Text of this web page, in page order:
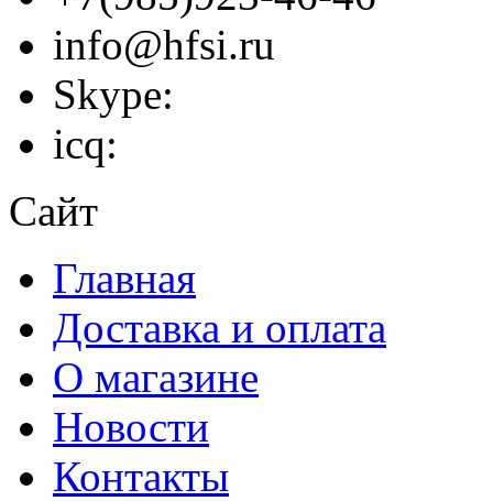
info@hfsi.ru
Skype:
icq:
Сайт
Главная
Доставка и оплата
О магазине
Новости
Контакты